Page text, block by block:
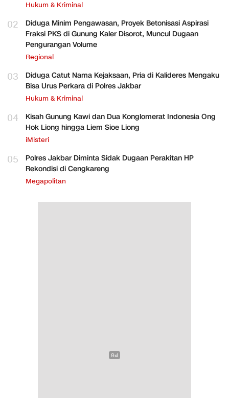
Hukum & Kriminal
02
Diduga Minim Pengawasan, Proyek Betonisasi Aspirasi
Fraksi PKS di Gunung Kaler Disorot, Muncul Dugaan
Pengurangan Volume
Regional
03
Diduga Catut Nama Kejaksaan, Pria di Kalideres Mengaku
Bisa Urus Perkara di Polres Jakbar
Hukum & Kriminal
04
Kisah Gunung Kawi dan Dua Konglomerat Indonesia Ong
Hok Liong hingga Liem Sioe Liong
iMisteri
05
Polres Jakbar Diminta Sidak Dugaan Perakitan HP
Rekondisi di Cengkareng
Megapolitan